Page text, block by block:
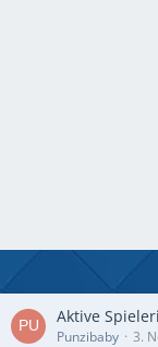
Aktive
Punzibaby 3.